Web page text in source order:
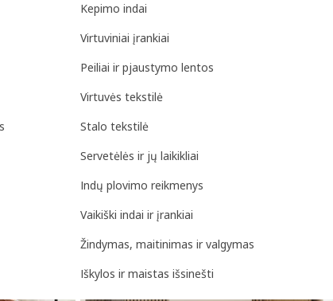
Kepimo indai
Virtuviniai įrankiai
Peiliai ir pjaustymo lentos
Virtuvės tekstilė
Stalo tekstilė
Servetėlės ir jų laikikliai
Indų plovimo reikmenys
Vaikiški indai ir įrankiai
Žindymas, maitinimas ir valgymas
Iškylos ir maistas išsinešti